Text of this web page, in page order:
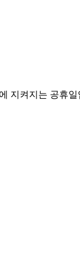
지켜지는 공휴